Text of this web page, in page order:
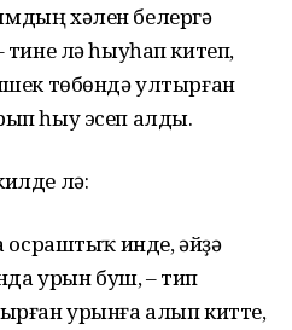
хәлен белергә
лә һыуһап китеп,
төбөндә ултырған
һыу эсеп алды.
лә:
инде, әйҙә
урын буш, – тип
урынға алып китте,